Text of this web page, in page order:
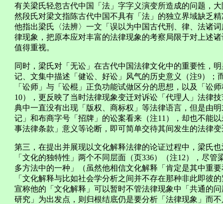
有关梁氏轻忽古代中国「法」字字义演变所造成的问题，
然段氏对梁文指陈古代中国不具有「法」的独立界域缺乏
他指出梁氏〈法辨〉一文「误以为中国古代刑、律、法诸
律现象，把原本应对丰富的法律现象的考察局限于对上述
值得重视。
同时，梁氏对「无讼」在古代中国法律文化中的重要性，
记、文集中描述「健讼、好讼」风气的历史意义（注9）；
「讼师」与「讼棍」正负功能试做区分的思想，以及「讼
10），更反映了当时法律现象变迁对诉讼「代理人」法律
典中一直没有出现「版权、商标权」等法律语言，但是由
记」和布商字号「招牌」的讼案看来（注11），却也不能
事法律条款」意义等论断，即可简单交待其间发生的法律
第三，在提出并展现以文化解释法律的论证过程中，梁氏
「文化的独特性」两个不同层面（页336）（注12），尽
多方法中的一种」（虽然他相信文化解释「肯定是其中重
「文化解释与比如社会学分析之间并不存在那种非此即彼
宣称他的「文化解释」可以暂时不管法律现象中「共通的
研究」为出发点，则归根结底仍是要分析「法律现象」而